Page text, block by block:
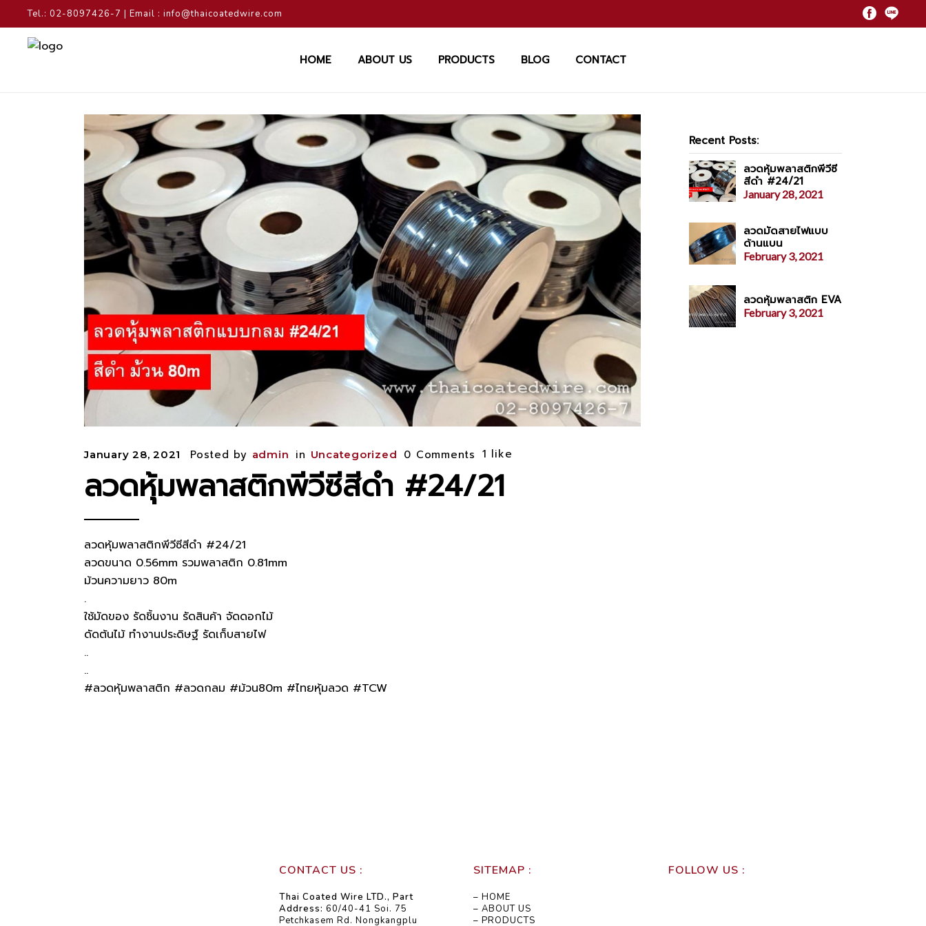
Tel.: 02-8097426-7 | Email : info@thaicoatedwire.com
HOME ABOUT US PRODUCTS BLOG CONTACT
January 28, 2021 Posted by admin in Uncategorized 0 Comments 1 like
ลวดหุ้มพลาสติกพีวีซีสีดำ #24/21
ลวดหุ้มพลาสติกพีวีซีสีดำ #24/21
ลวดขนาด 0.56mm รวมพลาสติก 0.81mm
ม้วนความยาว 80m
.
ใช้มัดของ รัดชิ้นงาน รัดสินค้า จัดดอกไม้
ดัดต้นไม้ ทำงานประดิษฐ์ รัดเก็บสายไฟ
..
..
#ลวดหุ้มพลาสติก #ลวดกลม #ม้วน80m #ไทยหุ้มลวด #TCW
Recent Posts:
ลวดหุ้มพลาสติกพีวีซี
สีดำ #24/21
January 28, 2021
ลวดมัดสายไฟแบบ
ด้านแบน
February 3, 2021
ลวดหุ้มพลาสติก EVA
February 3, 2021
CONTACT US :
Thai Coated Wire LTD., Part
Address: 60/40-41 Soi. 75
Petchkasem Rd. Nongkangplu
SITEMAP :
– HOME
– ABOUT US
– PRODUCTS
FOLLOW US :